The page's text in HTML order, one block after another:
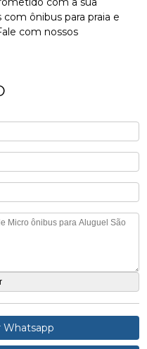
ônibus para praia e
com nossos
Whatsapp